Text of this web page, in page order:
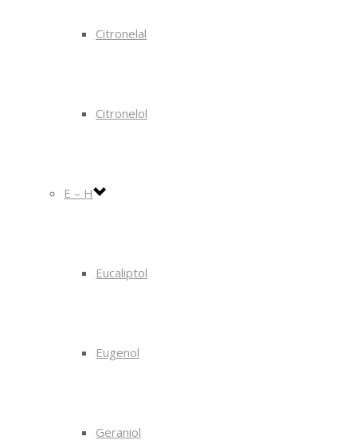
Citronelal
Citronelol
E – H
Eucaliptol
Eugenol
Geraniol